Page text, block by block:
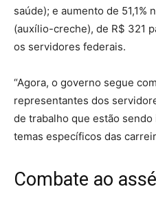
saúde); e aumento de
(auxílio-creche), de R$ 321
os servidores federais.
“Agora, o governo segue
representantes dos
de trabalho que estão
temas específicos das
Combate ao